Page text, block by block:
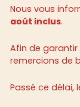
Nous vous
août inclus.
Afin de
remercions de
Passé ce délai,